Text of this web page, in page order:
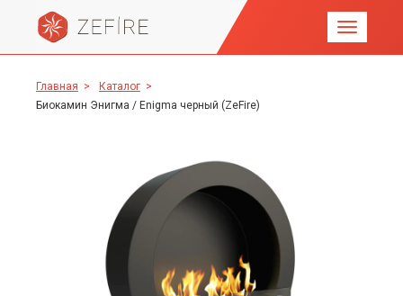
Главная > Каталог >
Биокамин Энигма / Enigma черный (ZeFire)